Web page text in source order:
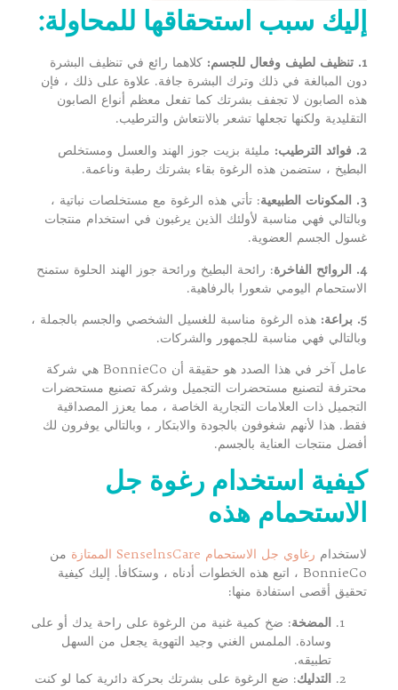
إليك سبب استحقاقها للمحاولة:
1. تنظيف لطيف وفعال للجسم:
كلاهما رائع في تنظيف البشرة
دون المبالغة في ذلك وترك البشرة جافة. علاوة على ذلك ، فإن
هذه الصابون لا تجفف بشرتك كما تفعل معظم أنواع الصابون
التقليدية ولكنها تجعلها تشعر بالانتعاش والترطيب.
2. فوائد الترطيب:
مليئة بزيت جوز الهند والعسل ومستخلص
البطيخ ، ستضمن هذه الرغوة بقاء بشرتك رطبة وناعمة.
3. المكونات الطبيعية
: تأتي هذه الرغوة مع مستخلصات نباتية ،
وبالتالي فهي مناسبة لأولئك الذين يرغبون في استخدام منتجات
غسول الجسم العضوية.
4. الروائح الفاخرة
: رائحة البطيخ ورائحة جوز الهند الحلوة ستمنح
الاستحمام اليومي شعورا بالرفاهية.
5. براعة:
هذه الرغوة مناسبة للغسيل الشخصي والجسم بالجملة ،
وبالتالي فهي مناسبة للجمهور والشركات.
عامل آخر في هذا الصدد هو حقيقة أن BonnieCo هي شركة
محترفة لتصنيع مستحضرات التجميل وشركة تصنيع مستحضرات
التجميل ذات العلامات التجارية الخاصة ، مما يعزز المصداقية
فقط. هذا لأنهم شغوفون بالجودة والابتكار ، وبالتالي يوفرون لك
أفضل منتجات العناية بالجسم.
كيفية استخدام رغوة جل
الاستحمام هذه
لاستخدام رغاوي جل الاستحمام SenselnsCare الممتازة
من
BonnieCo ، اتبع هذه الخطوات أدناه ، وستكافأ. إليك كيفية
تحقيق أقصى استفادة منها:
المضخة: ضخ كمية غنية من الرغوة على راحة يدك أو على
وسادة. الملمس الغني وجيد التهوية يجعل من السهل
تطبيقه.
التدليك: ضع الرغوة على بشرتك بحركة دائرية كما لو كنت